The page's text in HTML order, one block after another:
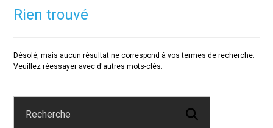
Rien trouvé
Désolé, mais aucun résultat ne correspond à vos termes de recherche.
Veuillez réessayer avec d'autres mots-clés.